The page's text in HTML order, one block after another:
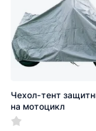
Чехол-тент
на мотоцикл